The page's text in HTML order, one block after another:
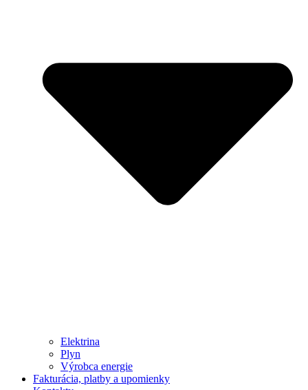
Elektrina
Plyn
Výrobca energie
Fakturácia, platby a upomienky